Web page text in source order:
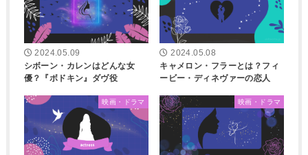
2024.05.09
シボーン・カレンはどんな女
優？『ボドキン』ダヴ役
2024.05.08
キャメロン・フラーとは？フィ
ービー・ディネヴァーの恋人
映画・ドラマ 映画・ドラマ